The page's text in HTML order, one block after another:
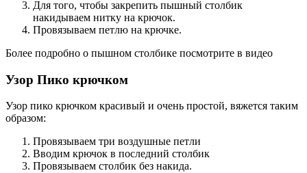
Для того, чтобы закрепить пышный столбик
накидываем нитку на крючок.
Провязываем петлю на крючке.
Более подробно о пышном столбике посмотрите в видео
Узор Пико крючком
Узор пико крючком красивый и очень простой, вяжется таким
образом:
Провязываем три воздушные петли
Вводим крючок в последний столбик
Провязываем столбик без накида.